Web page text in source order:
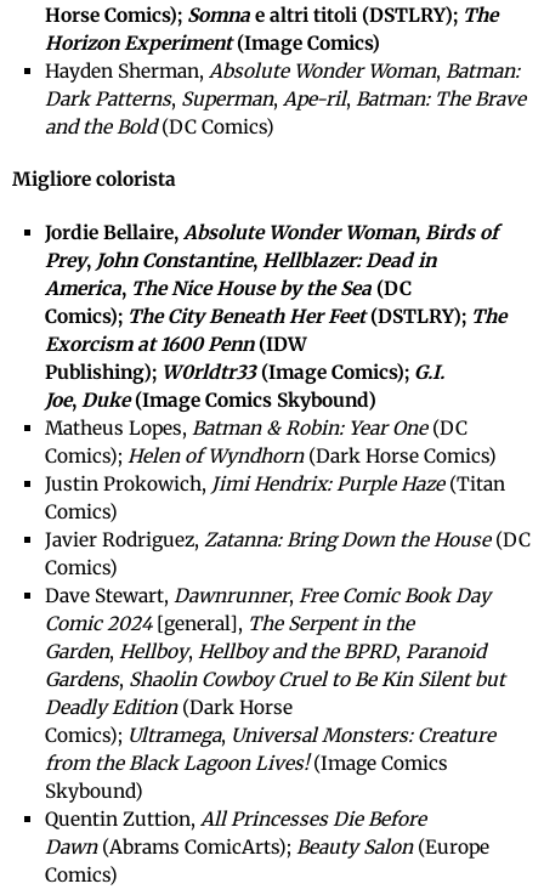
Horse Comics); Somnae altri titoli (DSTLRY); The
Horizon Experiment(Image Comics)
Hayden Sherman, Absolute Wonder Woman, Batman:
Dark Patterns, Superman, Ape-ril, Batman: The Brave
and the Bold(DC Comics)
Migliore colorista
Jordie Bellaire, Absolute Wonder Woman, Birds of
Prey, John Constantine, Hellblazer: Dead in
America, The Nice House by the Sea(DC
Comics); The City Beneath Her Feet(DSTLRY); The
Exorcism at 1600 Penn(IDW
Publishing); W0rldtr33(Image Comics); G.I.
Joe, Duke(Image Comics Skybound)
Matheus Lopes, Batman & Robin: Year One(DC
Comics); Helen of Wyndhorn(Dark Horse Comics)
Justin Prokowich, Jimi Hendrix: Purple Haze(Titan
Comics)
Javier Rodriguez, Zatanna: Bring Down the House(DC
Comics)
Dave Stewart, Dawnrunner, Free Comic Book Day
Comic 2024[general], The Serpent in the
Garden, Hellboy, Hellboy and the BPRD, Paranoid
Gardens, Shaolin Cowboy Cruel to Be Kin Silent but
Deadly Edition(Dark Horse
Comics); Ultramega, Universal Monsters: Creature
from the Black Lagoon Lives!(Image Comics
Skybound)
Quentin Zuttion, All Princesses Die Before
Dawn(Abrams ComicArts); Beauty Salon(Europe
Comics)